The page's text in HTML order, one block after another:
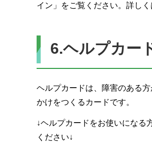
イン」をご覧ください。詳しく
6.ヘルプカー
ヘルプカードは、障害のある
かけをつくるカードです。
↓ヘルプカードをお使いになる
ください↓